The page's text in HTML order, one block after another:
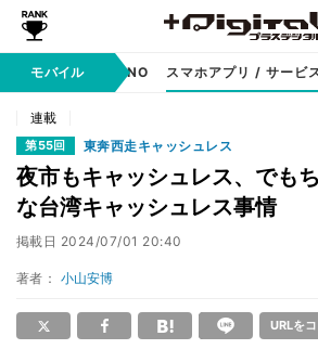
モバイル
携帯キャリア MVNO スマホアプリ / サービ
連載
第55回 東奔西走キャッシュレス
夜市もキャッシュレス、でも
な台湾キャッシュレス事情
掲載日 2024/07/01 20:40
著者： 小山安博
URLを